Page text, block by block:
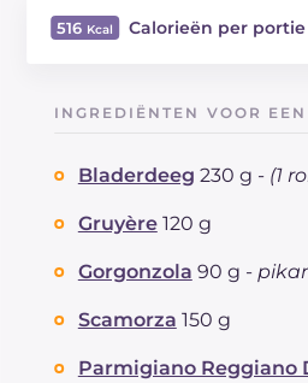
516 Calorieën per portie
Vetten
waarvan verzadigde vetzuren
Cholesterol
Natrium
INGREDIËNTEN VOOR
Bladerdeeg 230 g - (1
Gruyère 120 g
Gorgonzola 90 g -
Scamorza 150 g
Parmigiano Reggiano